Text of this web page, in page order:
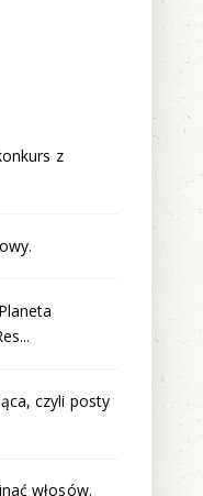
z
czyli posty
włosów.